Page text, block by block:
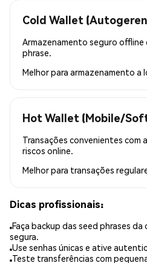
Cold Wallet
Armazenamento seguro offline
phrase.
Melhor para armazenamento a
Hot Wallet (Mobile/
Transações convenientes com
riscos online.
Melhor para transações
Dicas profissionais:
Faça backup das seed phrases
segura.
Use senhas únicas e ative
Teste transferências com